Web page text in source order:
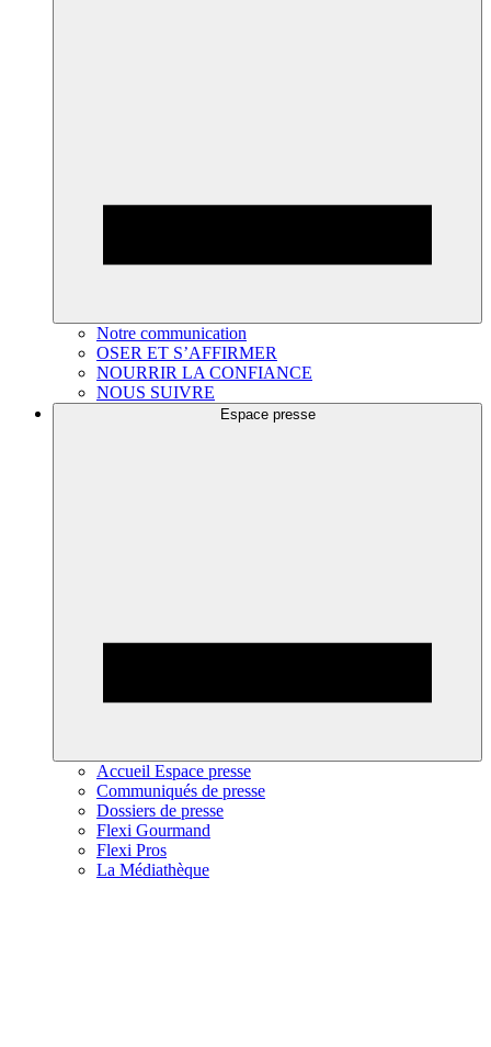
Notre communication
OSER ET S’AFFIRMER
NOURRIR LA CONFIANCE
NOUS SUIVRE
Espace presse
Accueil Espace presse
Communiqués de presse
Dossiers de presse
Flexi Gourmand
Flexi Pros
La Médiathèque